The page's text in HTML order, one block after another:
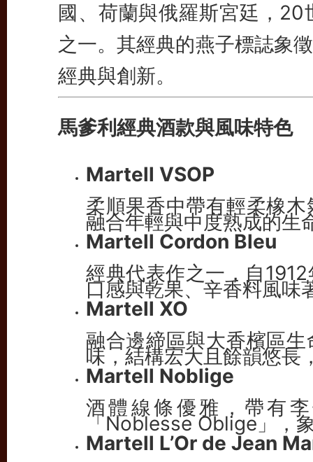
國、荷蘭與俄羅斯宮廷，
之一。其經典的燕子標誌象
經典與創新。
馬爹利經典酒款與風味特色
Martell VSOP
柔順果香中帶有輕柔橡
融合年輕與中度熟成的生
Martell Cordon Bleu
經典代表作之一，自
口感與乾果、辛香料風味
Martell XO
融合邊締區與大香檳區
味，結構宏大且餘韻悠長
Martell Noblige
酒體線條優雅，帶有
「Noblesse Oblige」，
Martell L’Or de Jean